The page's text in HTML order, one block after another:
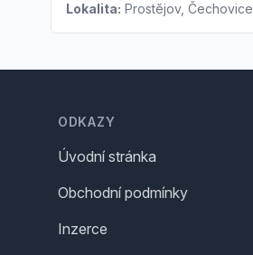
Lokalita: Prostějov, Čechovice
ODKAZY
Úvodní stránka
Obchodní podmínky
Inzerce